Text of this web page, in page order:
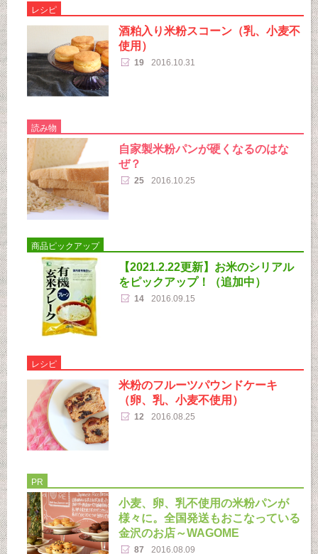
レシピ
酒粕入り米粉スコーン（乳、小麦不
使用）
19 2016.10.31
読み物
自家製米粉パンが硬くなるのはな
ぜ？
25 2016.10.25
商品ピックアップ
【2021.2.22更新】お米のシリアル
をピックアップ！（追加中）
14 2016.09.15
レシピ
米粉のフルーツパウンドケーキ
（卵、乳、小麦不使用）
12 2016.08.25
PR
小麦、卵、乳不使用の米粉パンが
様々に。全国発送もおこなっている
金沢のお店～WAGOME
87 2016.08.09